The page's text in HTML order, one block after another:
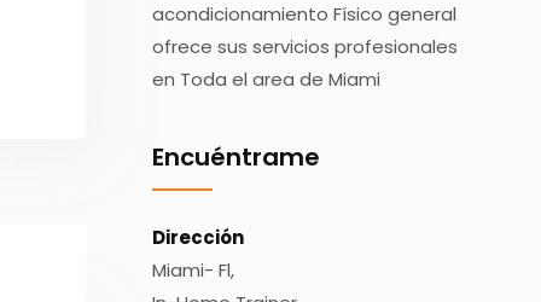
acondicionamiento Físico general
ofrece sus servicios profesionales
en Toda el area de Miami
Encuéntrame
Dirección
Miami- Fl,